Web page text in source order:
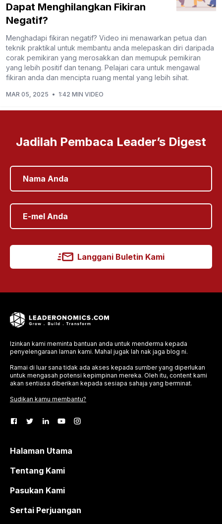
Dapat Menghilangkan Fikiran
Negatif?
Menghadapi fikiran negatif? Video ini menawarkan petua dan
teknik praktikal untuk membantu anda melepaskan diri daripada
corak pemikiran yang merosakkan dan memupuk pemikiran
yang lebih positif dan tenang. Pelajari cara untuk mengawal
fikiran anda dan mencipta ruang mental yang lebih sihat.
MAR 05, 2025 • 1:42 MIN VIDEO
Jadilah Pembaca Leader’s Digest
Langgani Buletin Kami
Izinkan kami meminta bantuan anda untuk menderma kepada
penyelengaraan laman kami. Mahal jugak lah nak jaga blog ni.
Ramai di luar sana tidak ada akses kepada sumber yang diperlukan
untuk mengasah potensi kepimpinan mereka. Oleh itu, content kami
akan sentiasa diberikan kepada sesiapa sahaja yang berminat.
Sudikan kamu membantu?
Halaman Utama
Tentang Kami
Pasukan Kami
Sertai Perjuangan